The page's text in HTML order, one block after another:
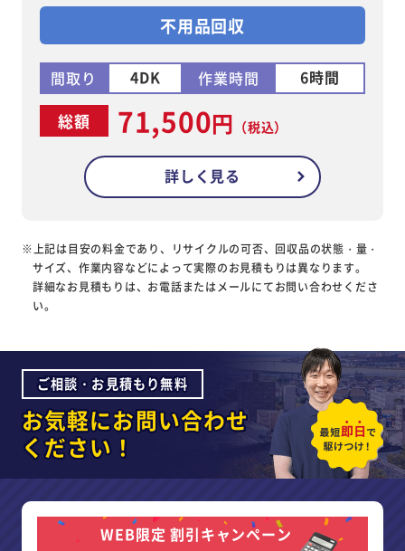
不用品回収
間取り 4DK 作業時間 6時間
総額 71,500円 （税込）
詳しく見る
※上記は目安の料金であり、リサイクルの可否、回収品の状態・量・
サイズ、作業内容などによって実際のお見積もりは異なります。
詳細なお見積もりは、お電話またはメールにてお問い合わせくださ
い。
ご相談・お見積もり無料
お気軽にお問い合わせ
ください！
WEB限定 割引キャンペーン